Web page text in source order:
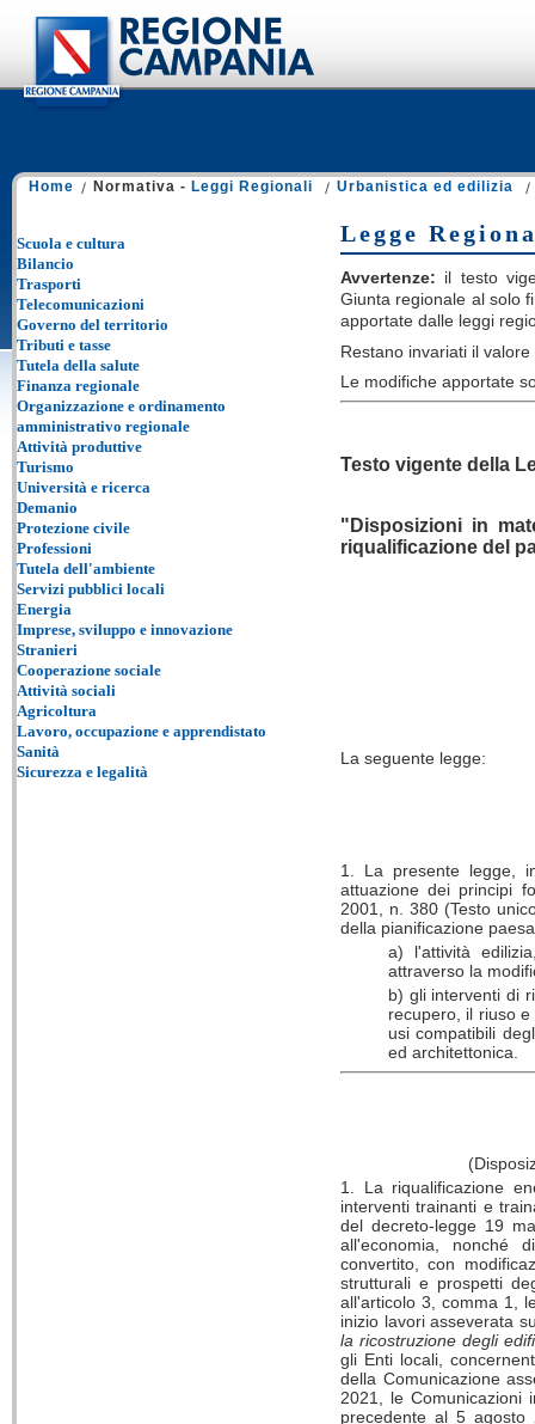
Home Normativa - Leggi Regionali Urbanistica ed edilizia
Legge
Avvertenze: il testo
Giunta regionale al solo
apportate dalle leggi
Restano invariati il
Le modifiche apportate
Testo vigente della
"Disposizioni in
riqualificazione del
La seguente legge:
1. La presente legge,
attuazione dei principi
2001, n. 380 (Testo
della pianificazione
a) l'attività
attraverso la
b) gli interventi di
recupero, il riuso
usi compatibili
ed architettonica.
1. La riqualificazione
interventi trainanti e
del decreto-legge 19
all'economia, nonché
convertito, con
strutturali e prospetti
all'articolo 3, comma 1,
inizio lavori asseverata
la ricostruzione degli
gli Enti locali,
della Comunicazione
2021, le Comunicazioni
precedente al 5
Scuola e cultura
Bilancio
Trasporti
Telecomunicazioni
Governo del territorio
Tributi e tasse
Tutela della salute
Finanza regionale
Organizzazione e ordinamento
amministrativo regionale
Attività produttive
Turismo
Università e ricerca
Demanio
Protezione civile
Professioni
Tutela dell'ambiente
Servizi pubblici locali
Energia
Imprese, sviluppo e innovazione
Stranieri
Cooperazione sociale
Attività sociali
Agricoltura
Lavoro, occupazione e apprendistato
Sanità
Sicurezza e legalità